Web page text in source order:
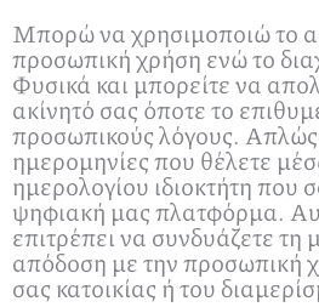
Μπορώ να χρησιμοποιώ το
προσωπική χρήση ενώ το
Φυσικά και μπορείτε να
ακίνητό σας όποτε το
προσωπικούς λόγους. Απλώς
ημερομηνίες που θέλετε
ημερολογίου ιδιοκτήτη που
ψηφιακή μας πλατφόρμα.
επιτρέπει να συνδυάζετε τη
απόδοση με την προσωπική
σας κατοικίας ή του